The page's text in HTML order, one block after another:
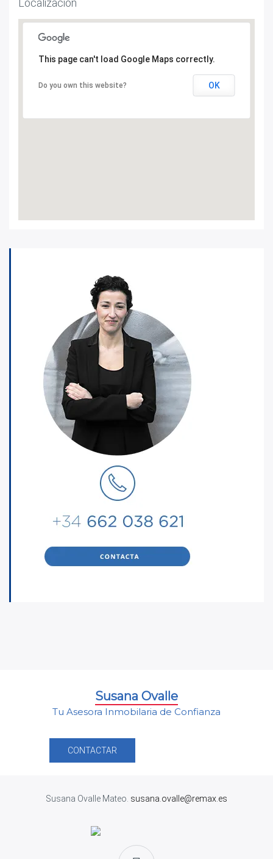
This page can't load Google Maps correctly.
Do you own this website? OK
Susana Ovalle
Tu Asesora Inmobilaria de Confianza
CONTACTAR
Susana Ovalle Mateo. susana.ovalle@remax.es